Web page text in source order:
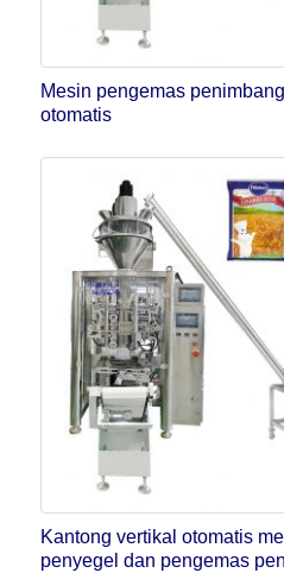
Mesin pengemas
otomatis
Kantong vertikal otomatis
penyegel dan pengemas